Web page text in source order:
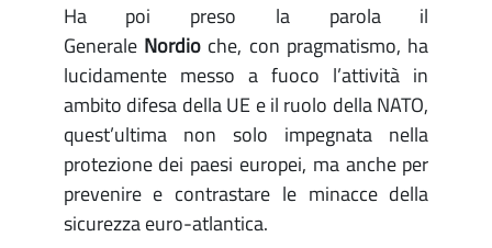
Ha poi preso la parola il
Generale Nordioche, con pragmatismo, ha
lucidamente messo a fuoco l’attività in
ambito difesa della UE e il ruolo della NATO,
quest’ultima non solo impegnata nella
protezione dei paesi europei, ma anche per
prevenire e contrastare le minacce della
sicurezza euro-atlantica.